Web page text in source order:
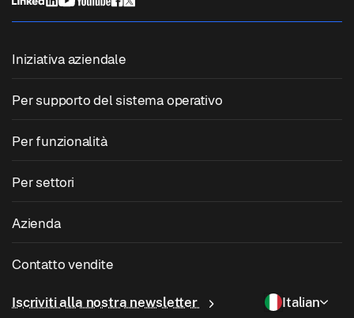
Iniziativa aziendale
Software per chioschi
Porta il tuo dispositivo (BYOD)
Per supporto del sistema operativo
Gestione iOS
Gestione Linux
Per funzionalità
Accesso condizionale
Controllo remoto
Per settori
Vendita al dettaglio
Azienda
Contatto vendite
sales[at]scalefusion.com
Iscriviti alla nostra newsletter Italian